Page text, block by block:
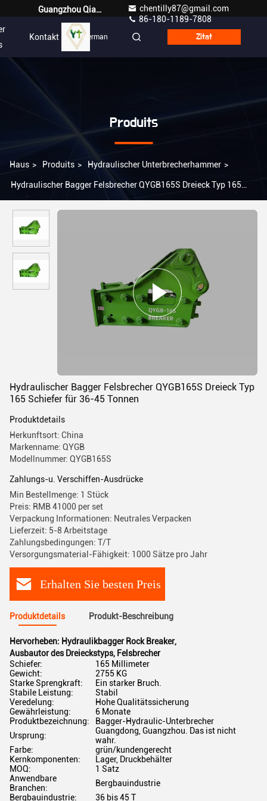
Guangzhou Qianyuan Construction Machinery Co,.LTD
chentilly87@gmail.com
86-180-1189-7808
Kontakt German Zitat
Produits
Haus > Produits > Hydraulischer Unterbrecherhammer >
Hydraulischer Bagger Felsbrecher QYGB165S Dreieck Typ 165
Hydraulischer Bagger Felsbrecher QYGB165S Dreieck Typ
165 Schiefer für 36-45 Tonnen
Produktdetails
Herkunftsort: China
Markenname: QYGB
Modellnummer: QYGB165S
Zahlungs-u. Verschiffen-Ausdrücke
Min Bestellmenge: 1 Stück
Preis: RMB 41000 per set
Verpackung Informationen: Neutrales Verpacken
Lieferzeit: 5-8 Arbeitstage
Zahlungsbedingungen: T/T
Versorgungsmaterial-Fähigkeit: 1000 Sätze pro Jahr
Erhalten Sie besten Preis
Produktdetails Produkt-Beschreibung
Hervorheben: Hydraulikbagger Rock Breaker,
Ausbautor des Dreieckstyps, Felsbrecher
Schiefer:
165 Millimeter
Gewicht:
2755 KG
Starke Sprengkraft:
Ein starker Bruch.
Stabile Leistung:
Stabil
Veredelung:
Hohe Qualitätssicherung
Gewährleistung:
6 Monate
Produktbezeichnung:
Bagger-Hydraulic-Unterbrecher
Ursprung:
Guangdong, Guangzhou. Das ist nicht
wahr.
Farbe:
grün/kundengerecht
Kernkomponenten:
Lager, Druckbehälter
MOQ:
1 Satz
Anwendbare
Branchen:
Bergbauindustrie
Bergbauindustrie:
36 bis 45 T